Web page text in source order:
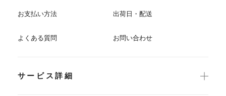
お支払い方法 出荷日・配送
よくある質問 お問い合わせ
サービス詳細